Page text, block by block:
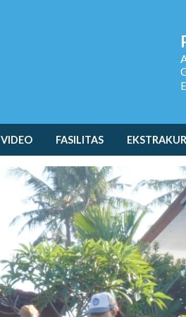
VIDEO FASILITAS